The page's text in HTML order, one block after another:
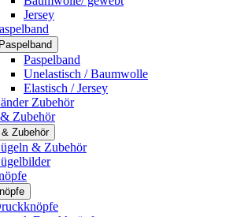
Jersey
Paspelband
Paspelband
Unelastisch / Baumwolle
Elastisch / Jersey
Zubehör
Zubehör
Zubehör
& Zubehör